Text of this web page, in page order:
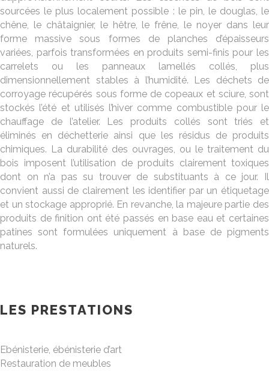
sourcées le plus localement possible : le pin, le douglas, le
chêne, le châtaignier, le hêtre, le frêne, le noyer dans leur
forme massive sous formes de planches d’épaisseurs
variées, parfois transformées en produits semi-finis pour les
carrelets ou les panneaux lamellés collés, plus
dimensionnellement stables à l’humidité. Les déchets de
corroyage récupérés sous forme de copeaux et sciure, sont
stockés l’été et utilisés l’hiver comme combustible pour le
chauffage de l’atelier. Les produits collés sont triés et
éliminés en déchetterie ainsi que les résidus de produits
chimiques. La durabilité des ouvrages, ou le traitement du
bois imposent l’utilisation de produits clairement toxiques
dont on n’a pas su trouver de substituants à ce jour. Il
convient aussi de clairement les identifier par un étiquetage
et un stockage approprié. En revanche, la majeure partie des
produits de finition ont été passés en base eau et certaines
patines sont formulées uniquement à base de pigments
naturels.
LES PRESTATIONS
Ebénisterie, ébénisterie d’art
Restauration de meubles